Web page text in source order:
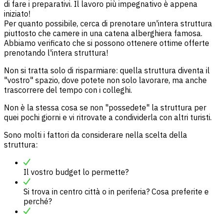
di fare i preparativi. Il lavoro più impegnativo è appena
iniziato!
Per quanto possibile, cerca di prenotare un'intera struttura
piuttosto che camere in una catena alberghiera famosa.
Abbiamo verificato che si possono ottenere ottime offerte
prenotando l'intera struttura!
Non si tratta solo di risparmiare: quella struttura diventa il
"vostro" spazio, dove potete non solo lavorare, ma anche
trascorrere del tempo con i colleghi.
Non è la stessa cosa se non "possedete" la struttura per
quei pochi giorni e vi ritrovate a condividerla con altri turisti.
Sono molti i fattori da considerare nella scelta della
struttura:
Il vostro budget lo permette?
Si trova in centro città o in periferia? Cosa preferite e
perché?